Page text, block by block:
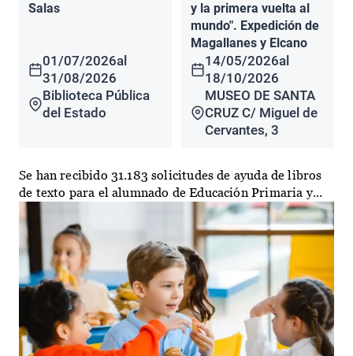
Salas
01/07/2026al
31/08/2026
Biblioteca Pública
del Estado
y la primera vuelta al
mundo". Expedición de
Magallanes y Elcano
14/05/2026al
18/10/2026
MUSEO DE SANTA
CRUZ C/ Miguel de
Cervantes, 3
Se han recibido 31.183 solicitudes de ayuda de libros
de texto para el alumnado de Educación Primaria y...